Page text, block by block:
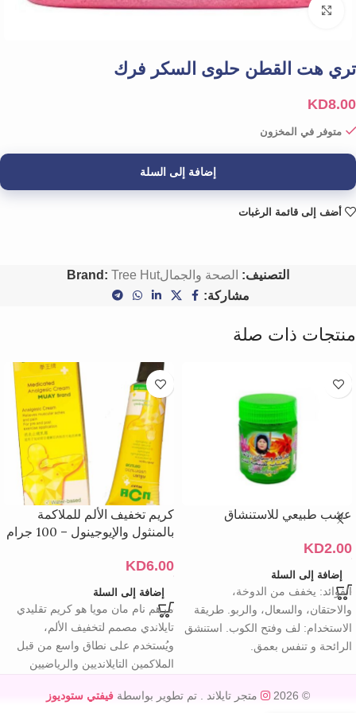
Click to enlarge
تري هت القطن حلوى السكر فرك
KD8.00
متوفر في المخزون
إضافة إلى السلة
أضف إلى قائمة الرغبات
التصنيف: الصحة والجمال Brand: Tree Hut
مشاركة:
منتجات ذات صلة
عشب طبيعي للاستنشاق
KD2.00
إضافة إلى السلة
الفوائد: يخفف من الدوخة،
والاحتقان، والسعال، والربو. طريقة
الاستخدام: لف وفتح الكوب. استنشق
الرائحة و تنفس بعمق.
كريم تخفيف الألم للملاكمة
بالمنثول والإيوجينول – 100 جرام
KD6.00
إضافة إلى السلة
مرهم نام مان مويا هو كريم تقليدي
تايلاندي مصمم لتخفيف الألم،
ويُستخدم على نطاق واسع من قبل
الملاكمين التايلانديين والرياضيين
© 2026 متجر تايلاند . تم تطوير بواسطة فيفتي ستوديوز